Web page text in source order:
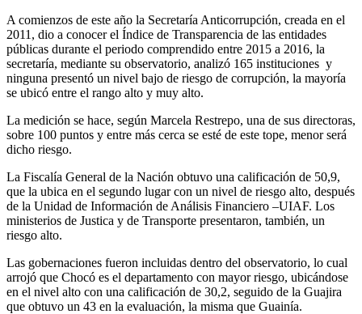
A comienzos de este año la Secretaría Anticorrupción, creada en el
2011, dio a conocer el Índice de Transparencia de las entidades
públicas durante el periodo comprendido entre 2015 a 2016, la
secretaría, mediante su observatorio, analizó 165 instituciones y
ninguna presentó un nivel bajo de riesgo de corrupción, la mayoría
se ubicó entre el rango alto y muy alto.
La medición se hace, según Marcela Restrepo, una de sus directoras,
sobre 100 puntos y entre más cerca se esté de este tope, menor será
dicho riesgo.
La Fiscalía General de la Nación obtuvo una calificación de 50,9,
que la ubica en el segundo lugar con un nivel de riesgo alto, después
de la Unidad de Información de Análisis Financiero –UIAF. Los
ministerios de Justica y de Transporte presentaron, también, un
riesgo alto.
Las gobernaciones fueron incluidas dentro del observatorio, lo cual
arrojó que Chocó es el departamento con mayor riesgo, ubicándose
en el nivel alto con una calificación de 30,2, seguido de la Guajira
que obtuvo un 43 en la evaluación, la misma que Guainía.